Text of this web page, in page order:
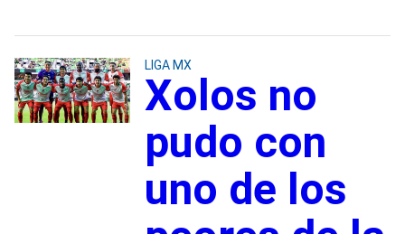
LIGA MX
Xolos no
pudo con
uno de los